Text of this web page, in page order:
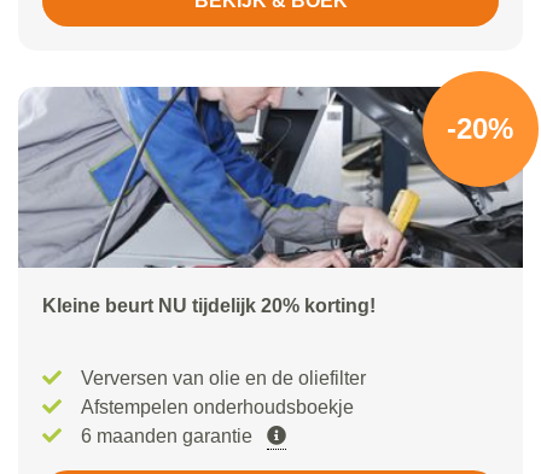
-20%
Kleine beurt NU tijdelijk 20% korting!
Verversen van olie en de oliefilter
Afstempelen onderhoudsboekje
6 maanden garantie